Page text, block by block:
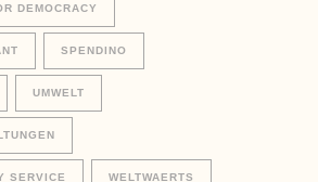
DEMOCRACY
SPENDINO
UMWELT
SERVICE WELTWAERTS